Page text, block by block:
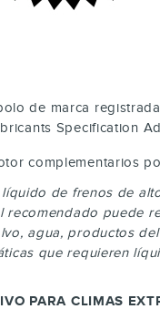
de marca
Specification
complementarios
de frenos de
puede
agua, productos
que requieren
PARA CLIMAS